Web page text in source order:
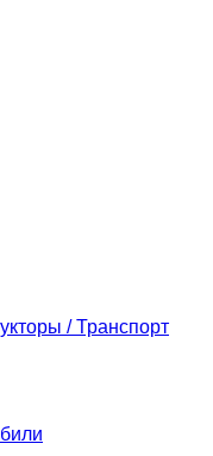
/ Транспорт